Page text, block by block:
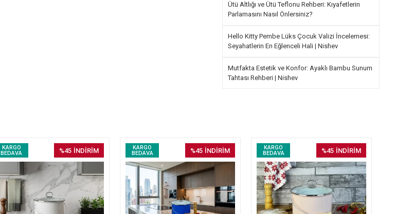
Ütü Altlığı ve Ütü Teflonu Rehberi: Kıyafetlerin
Parlamasını Nasıl Önlersiniz?
Hello Kitty Pembe Lüks Çocuk Valizi İncelemesi:
Seyahatlerin En Eğlenceli Hali | Nishev
Mutfakta Estetik ve Konfor: Ayaklı Bambu Sunum
Tahtası Rehberi | Nishev
KARGO
BEDAVA
%45 İNDİRİM
KARGO
BEDAVA
%45 İNDİRİM
KARGO
BEDAVA
%45 İNDİRİM